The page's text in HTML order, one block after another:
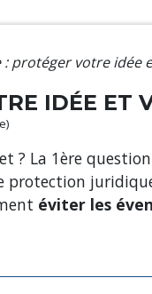
protéger votre idée
IDÉE ET
? La 1ère
protection
éviter les